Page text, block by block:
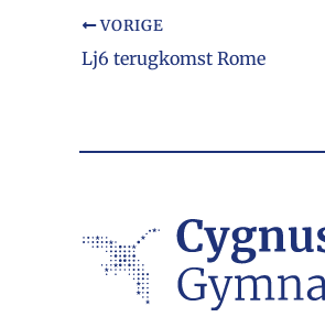
VORIGE
Lj6 terugkomst Rome